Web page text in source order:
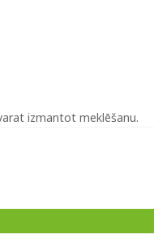
izmantot meklēšanu.